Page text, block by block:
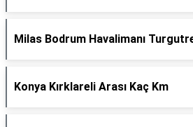
Milas Bodrum Havalimanı
Konya Kırklareli Arası Kaç Km